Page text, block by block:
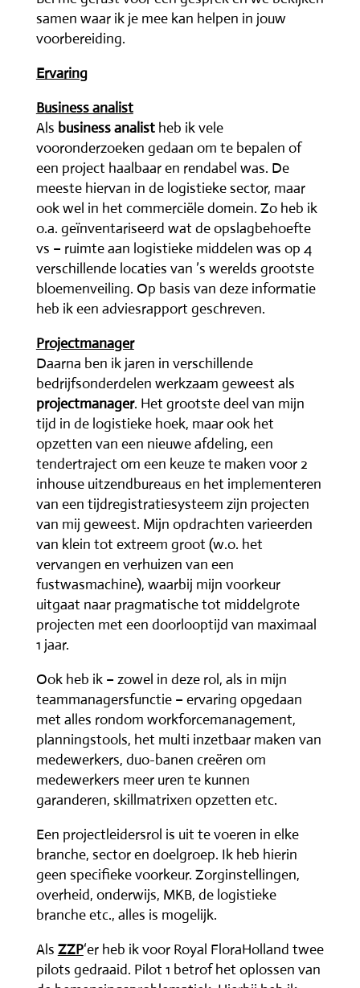
samen waar ik je mee kan helpen in jouw
voorbereiding.
Ervaring
Business analist
Als business analistheb ik vele
vooronderzoeken gedaan om te bepalen of
een project haalbaar en rendabel was. De
meeste hiervan in de logistieke sector, maar
ook wel in het commerciële domein. Zo heb ik
o.a. geïnventariseerd wat de opslagbehoefte
vs – ruimte aan logistieke middelen was op 4
verschillende locaties van ’s werelds grootste
bloemenveiling. Op basis van deze informatie
heb ik een adviesrapport geschreven.
Projectmanager
Daarna ben ik jaren in verschillende
bedrijfsonderdelen werkzaam geweest als
projectmanager. Het grootste deel van mijn
tijd in de logistieke hoek, maar ook het
opzetten van een nieuwe afdeling, een
tendertraject om een keuze te maken voor 2
inhouse uitzendbureaus en het implementeren
van een tijdregistratiesysteem zijn projecten
van mij geweest. Mijn opdrachten varieerden
van klein tot extreem groot (w.o. het
vervangen en verhuizen van een
fustwasmachine), waarbij mijn voorkeur
uitgaat naar pragmatische tot middelgrote
projecten met een doorlooptijd van maximaal
1 jaar.
Ook heb ik – zowel in deze rol, als in mijn
teammanagersfunctie – ervaring opgedaan
met alles rondom workforcemanagement,
planningstools, het multi inzetbaar maken van
medewerkers, duo-banen creëren om
medewerkers meer uren te kunnen
garanderen, skillmatrixen opzetten etc.
Een projectleidersrol is uit te voeren in elke
branche, sector en doelgroep. Ik heb hierin
geen specifieke voorkeur. Zorginstellingen,
overheid, onderwijs, MKB, de logistieke
branche etc., alles is mogelijk.
Als ZZP‘er heb ik voor Royal FloraHolland twee
pilots gedraaid. Pilot 1 betrof het oplossen van